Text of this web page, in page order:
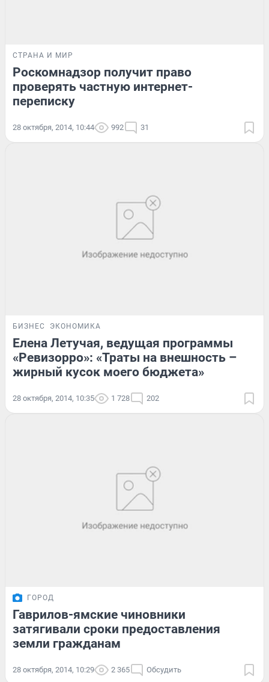
СТРАНА И МИР
Роскомнадзор получит право
проверять частную интернет-
переписку
28 октября, 2014, 10:44 992 31
БИЗНЕС ЭКОНОМИКА
Елена Летучая, ведущая программы
«Ревизорро»: «Траты на внешность –
жирный кусок моего бюджета»
28 октября, 2014, 10:35 1 728 202
ГОРОД
Гаврилов-ямские чиновники
затягивали сроки предоставления
земли гражданам
28 октября, 2014, 10:29 2 365 Обсудить